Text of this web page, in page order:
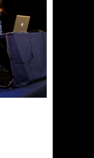
Pourquoi le costume sur mesure à Paris est un incontournable de l’élégance contemporaine ?
Anti chute cheveux homme : quelles solutions pour renforcer sa chevelure ?